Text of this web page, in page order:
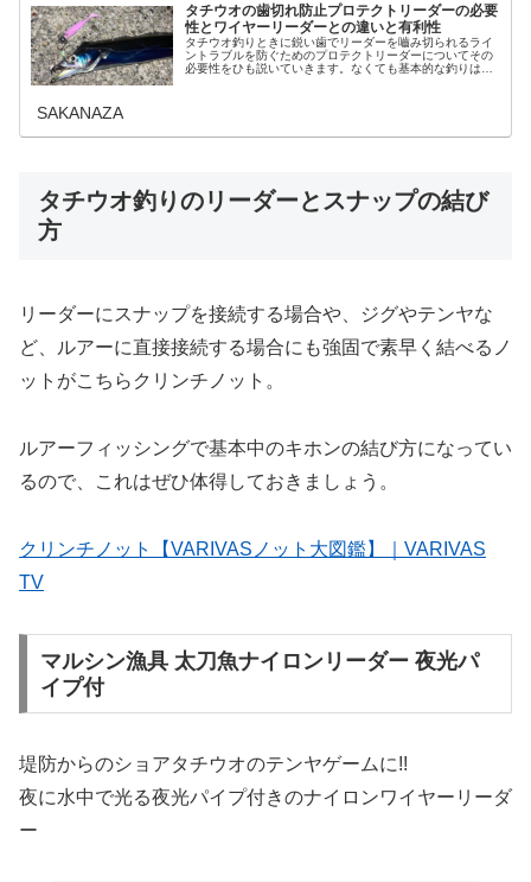
タチウオの歯切れ防止プロテクトリーダーの必要
性とワイヤーリーダーとの違いと有利性
タチウオ釣りときに鋭い歯でリーダーを嚙み切られるライ
ントラブルを防ぐためのプロテクトリーダーについてその
必要性をひも説いていきます。なくても基本的な釣りは出
SAKANAZA
タチウオ釣りのリーダーとスナップの結び
方
リーダーにスナップを接続する場合や、ジグやテンヤな
ど、ルアーに直接接続する場合にも強固で素早く結べるノ
ットがこちらクリンチノット。
ルアーフィッシングで基本中のキホンの結び方になってい
るので、これはぜひ体得しておきましょう。
クリンチノット【VARIVASノット大図鑑】｜VARIVAS
TV
マルシン漁具 太刀魚ナイロンリーダー 夜光パ
イプ付
堤防からのショアタチウオのテンヤゲームに!!
夜に水中で光る夜光パイプ付きのナイロンワイヤーリーダ
ー